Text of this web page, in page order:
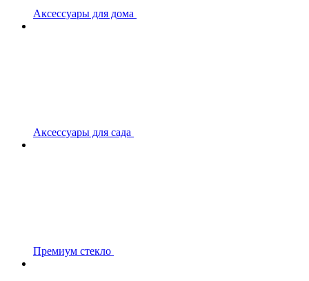
Аксессуары для дома
Аксессуары для сада
Премиум стекло